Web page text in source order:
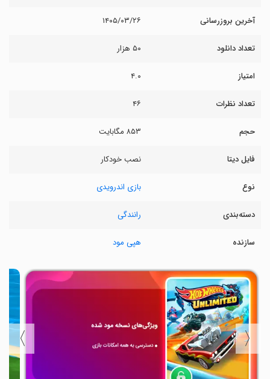
آخرین بروزرسانی ۱۴۰۵/۰۳/۲۶
تعداد دانلود ۵۰ هزار
امتیاز ۴.۰
تعداد نظرات ۴۶
حجم ۸۵۳ مگابایت
فایل دیتا نصب خودکار
نوع بازی اندرویدی
دسته‌بندی رانندگی
سازنده هپی مود
〈
〉